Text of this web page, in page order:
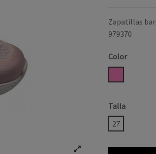
Zapatillas
979370
Color
Talla
27